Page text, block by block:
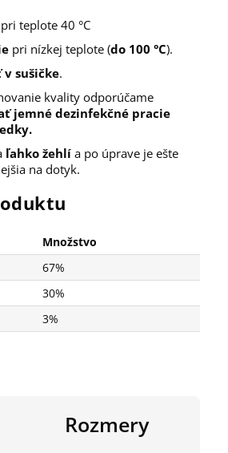
pri teplote 40 °C
pri nízkej teplote (do 100 °C).
v sušičke.
kvality odporúčame
jemné dezinfekčné pracie
ľahko žehlí a po úprave je ešte
na dotyk.
Množstvo
67%
30%
3%
Rozmery